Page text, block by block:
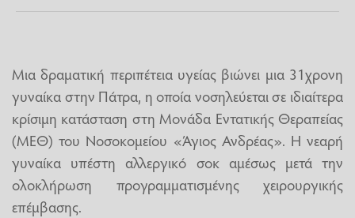
Μια δραματική περιπέτεια υγείας βιώνει μια 31χρονη
γυναίκα στην Πάτρα, η οποία νοσηλεύεται σε ιδιαίτερα
κρίσιμη κατάσταση στη Μονάδα Εντατικής Θεραπείας
(ΜΕΘ) του Νοσοκομείου «Άγιος Ανδρέας». Η νεαρή
γυναίκα υπέστη αλλεργικό σοκ αμέσως μετά την
ολοκλήρωση προγραμματισμένης χειρουργικής
επέμβασης.